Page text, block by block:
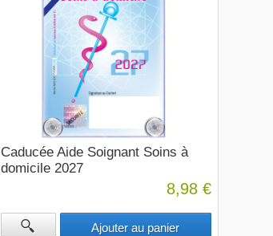
Caducée Aide Soignant Soins à
domicile 2027
8,98 €
Ajouter au panier